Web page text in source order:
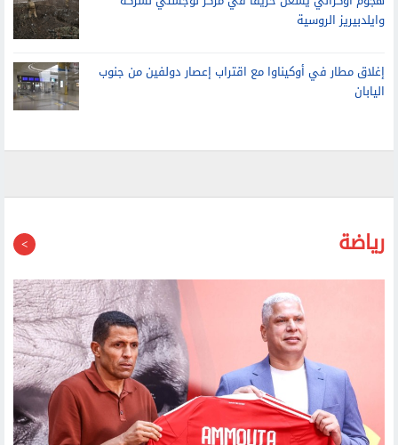
هجوم أوكراني يشعل حريقا في مركز لوجستي لشركة
وايلدبيريز الروسية
إغلاق مطار في أوكيناوا مع اقتراب إعصار دولفين من جنوب
اليابان
رياضة